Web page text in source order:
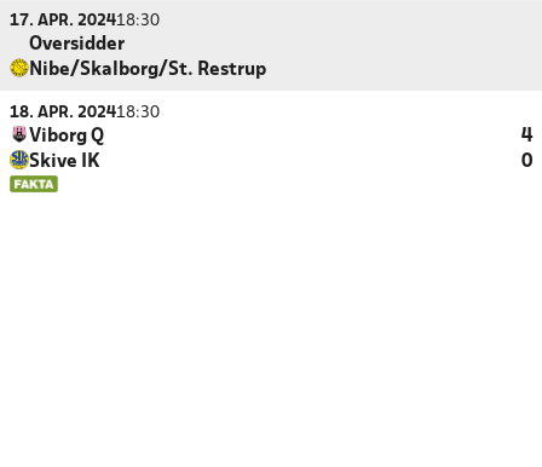
17. APR. 202418:30
Oversidder
Nibe/Skalborg/St. Restrup
18. APR. 202418:30
Viborg Q
4
Skive IK
0